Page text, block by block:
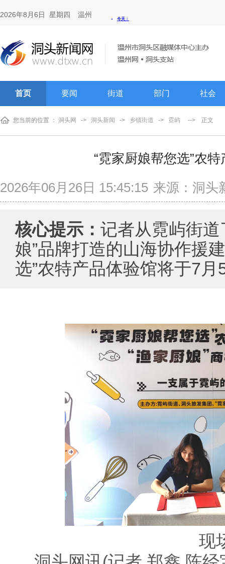
2026年8月6日 星期四 温州
首页 要闻 街道 部门 社会
您当前的位置 ： 洞头网 -> 洞头新闻 -> 乡镇街道 -> 霓屿 --> 正文
“霓家厨娘帮您选”农
2026年06月26日 15:45:15 来源：洞头
核心提示： 记者从霓屿街道
娘”品牌打造的山海协作援
选”农特产品体验馆将于7
现